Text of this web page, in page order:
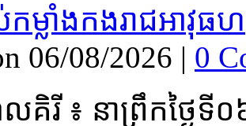
06/08/2026 | 0
លគិរី ៖ នាព្រឹកថ្ងៃ